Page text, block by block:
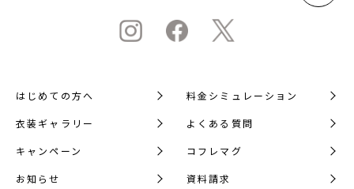
はじめての方へ 料金シミュレーション
衣装ギャラリー よくある質問
キャンペーン コフレマグ
お知らせ 資料請求